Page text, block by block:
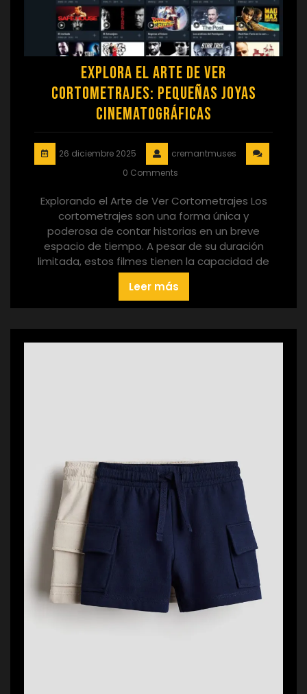
Explora el Arte de Ver
Cortometrajes: Pequeñas Joyas
Cinematográficas
26 diciembre 2025
cremantmuses
0 Comments
Explorando el Arte de Ver Cortometrajes Los
cortometrajes son una forma única y
poderosa de contar historias en un breve
espacio de tiempo. A pesar de su duración
limitada, estos filmes tienen la capacidad de
Leer más